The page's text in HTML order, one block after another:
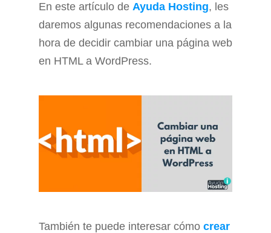
En este artículo de Ayuda Hosting, les
daremos algunas recomendaciones a la
hora de decidir cambiar una página web
en HTML a WordPress.
También te puede interesar cómo crear